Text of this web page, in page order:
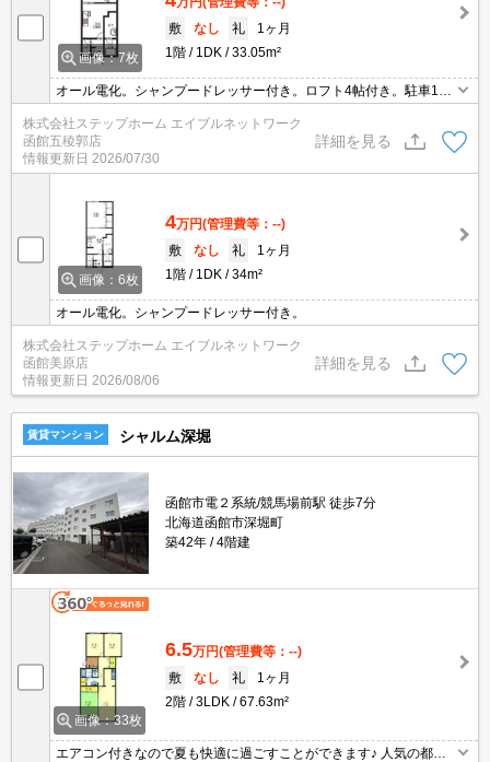
画像：7枚
敷
なし 礼
1ヶ月
1階
1DK 33.05m²
オール電化。シャンプードレッサー付き。ロフト4帖付き。駐車1台
無料。
株式会社ステップホーム エイブルネットワーク
函館五稜郭店
情報更新日 2026/07/30
詳細を見る
画像：6枚
4万円(管理費等：--)
敷
なし 礼
1ヶ月
1階
1DK 34m²
オール電化。シャンプードレッサー付き。
株式会社ステップホーム エイブルネットワーク
函館美原店
情報更新日 2026/08/06
詳細を見る
賃貸マンション シャルム深堀
函館市電２系統/競馬場前駅 徒歩7分
北海道函館市深堀町
築42年
4階建
画像：33枚
6.5万円(管理費等：--)
敷
なし 礼
1ヶ月
2階
3LDK 67.63m²
エアコン付きなので夏も快適に過ごすことができます♪ 人気の都市